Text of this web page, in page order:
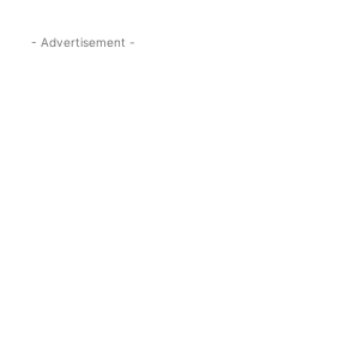
- Advertisement -